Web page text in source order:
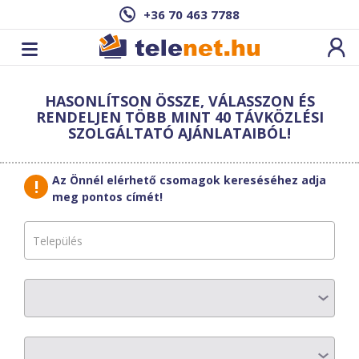
+36 70 463 7788
Ez a csomag sajnos nem elérhető az Ön
címén.Megnézem másik címen!
vissza a szolgáltatásokhoz
Mozaik Turbo
AZ ELŐFIZETÉS RÉSZLETEI
HASONLÍTSON ÖSSZE, VÁLASSZON ÉS
RENDELJEN TÖBB MINT 40 TÁVKÖZLÉSI
SZOLGÁLTATÓ AJÁNLATAIBÓL!
Az Önnél elérhető csomagok kereséséhez adja
meg pontos címét!